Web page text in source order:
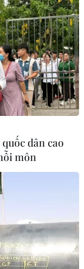
tối đa 5
19
phẩm Hàn Quốc,
nhanh cho một lần
cung mà là
dân cao
môn